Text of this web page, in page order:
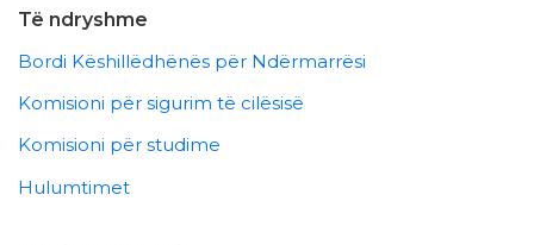
Të ndryshme
Bordi Këshillëdhënës për Ndërmarrësi
Komisioni për sigurim të cilësisë
Komisioni për studime
Hulumtimet